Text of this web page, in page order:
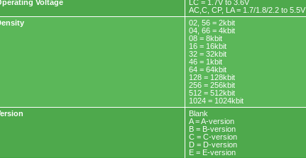
Voltage
LC = 1.7V to 3.6V
AC,C, CP, LA = 1.7/1.8/2.2 to 5.5V
02, 56 = 2kbit
04, 66 = 4kbit
08 = 8kbit
16 = 16kbit
32 = 32kbit
46 = 1kbit
64 = 64kbit
128 = 128kbit
256 = 256kbit
512 = 512kbit
1024 = 1024kbit
Blank
A = A-version
B = B-version
C = C-version
D = D-version
E = E-version